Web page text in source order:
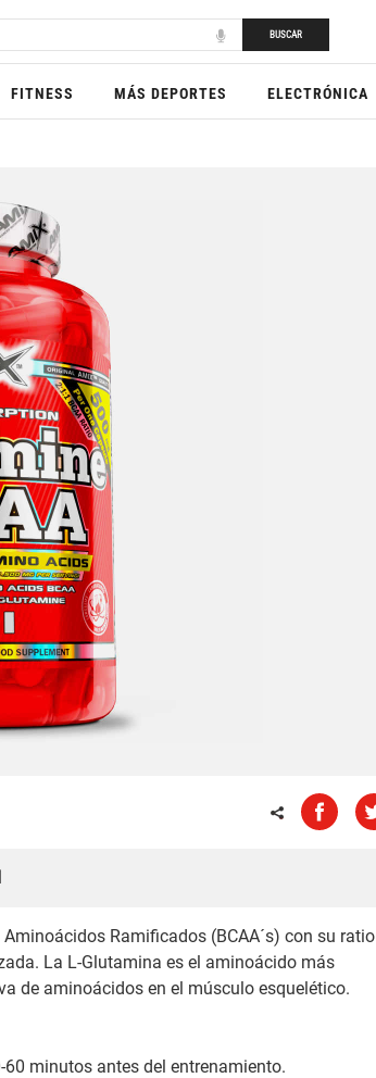
BUSCAR
FITNESS MÁS DEPORTES ELECTRÓNICA
Ramificados (BCAA´s) con su ratio
La L-Glutamina es el aminoácido más
de aminoácidos en el músculo esquelético.
minutos antes del entrenamiento.